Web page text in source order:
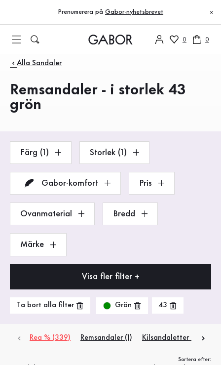
Till innehållsförteckning
Till huvudnavigation
Prenumerera på Gabor-nyhetsbrevet ×
0 0
Produkter
Alla Sandaler
Remsandaler - i storlek 43
grön
Färg (1) Storlek (1)
Gabor-komfort Pris
Ovanmaterial Bredd
Märke
Visa fler filter +
Ta bort alla filter Grön 43
Rea % (339) Remsandaler (1) Kilsandaletter (1)
Sortera efter: